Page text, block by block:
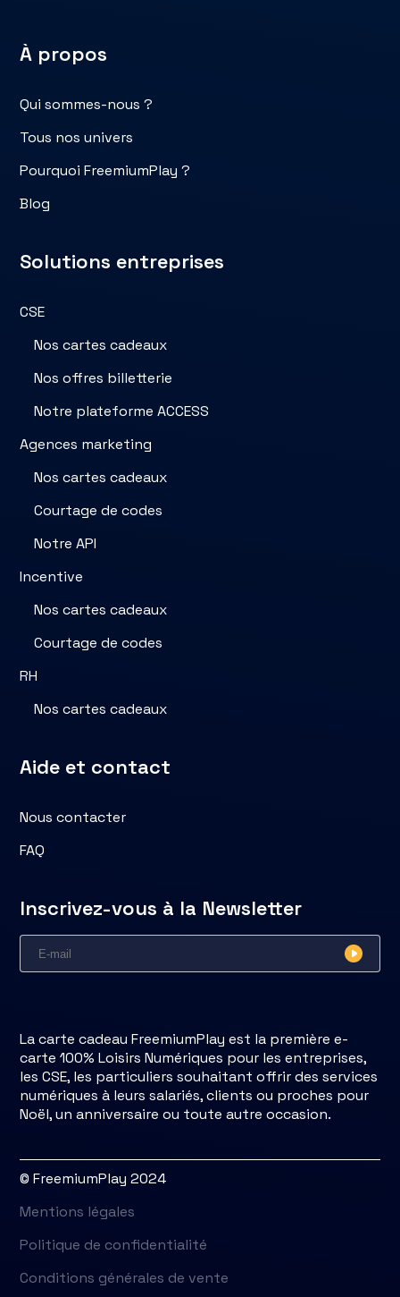
À propos
Qui sommes-nous ?
Tous nos univers
Pourquoi FreemiumPlay ?
Blog
Solutions entreprises
CSE
Nos cartes cadeaux
Nos offres billetterie
Notre plateforme ACCESS
Agences marketing
Nos cartes cadeaux
Courtage de codes
Notre API
Incentive
Nos cartes cadeaux
Courtage de codes
RH
Nos cartes cadeaux
Aide et contact
Nous contacter
FAQ
Inscrivez-vous à la Newsletter
La carte cadeau FreemiumPlay est la première e-
carte 100% Loisirs Numériques pour les entreprises,
les CSE, les particuliers souhaitant offrir des services
numériques à leurs salariés, clients ou proches pour
Noël, un anniversaire ou toute autre occasion.
© FreemiumPlay 2024
Mentions légales
Politique de confidentialité
Conditions générales de vente